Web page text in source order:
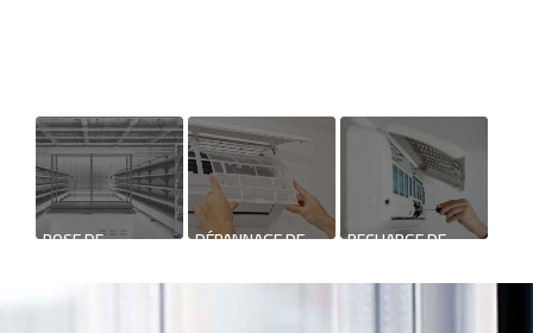
POSE DE DÉPANNAGE DE RECHARGE DE
MAISON